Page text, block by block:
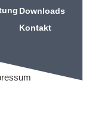
Downloads
Kontakt